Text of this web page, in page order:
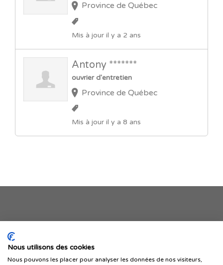
Province de Québec
Mis à jour il y a 2 ans
Antony *******
ouvrier d'entretien
Province de Québec
Mis à jour il y a 8 ans
Je publie mon offre
Nous utilisons des cookies
Nous pouvons les placer pour analyser les données de nos visiteurs,